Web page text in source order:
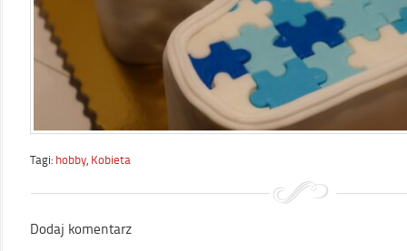
Tagi: hobby, Kobieta
Dodaj komentarz